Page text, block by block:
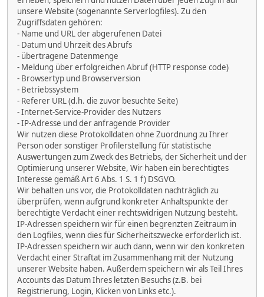
unsere Website (sogenannte Serverlogfiles). Zu den
Zugriffsdaten gehören:
- Name und URL der abgerufenen Datei
- Datum und Uhrzeit des Abrufs
- übertragene Datenmenge
- Meldung über erfolgreichen Abruf (HTTP response code)
- Browsertyp und Browserversion
- Betriebssystem
- Referer URL (d.h. die zuvor besuchte Seite)
- Internet-Service-Provider des Nutzers
- IP-Adresse und der anfragende Provider
Wir nutzen diese Protokolldaten ohne Zuordnung zu Ihrer
Person oder sonstiger Profilerstellung für statistische
Auswertungen zum Zweck des Betriebs, der Sicherheit und der
Optimierung unserer Website, Wir haben ein berechtigtes
Interesse gemäß Art 6 Abs. 1 S. 1 f) DSGVO.
Wir behalten uns vor, die Protokolldaten nachträglich zu
überprüfen, wenn aufgrund konkreter Anhaltspunkte der
berechtigte Verdacht einer rechtswidrigen Nutzung besteht.
IP-Adressen speichern wir für einen begrenzten Zeitraum in
den Logfiles, wenn dies für Sicherheitszwecke erforderlich ist.
IP-Adressen speichern wir auch dann, wenn wir den konkreten
Verdacht einer Straftat im Zusammenhang mit der Nutzung
unserer Website haben. Außerdem speichern wir als Teil Ihres
Accounts das Datum Ihres letzten Besuchs (z.B. bei
Registrierung, Login, Klicken von Links etc.).